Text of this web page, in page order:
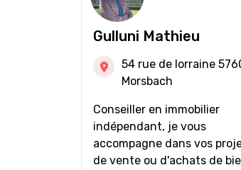
Gulluni Mathieu
54 rue de lorraine
Morsbach
Conseiller en immobilier
indépendant, je vous
accompagne dans vos
de vente ou d'achats de